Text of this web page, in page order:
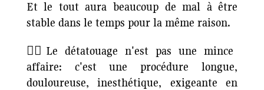
Et le tout aura beaucoup de mal à être
stable dans le temps pour la même raison.
✍🏻Le détatouage n'est pas une mince
affaire: c'est une procédure longue,
douloureuse, inesthétique, exigeante en